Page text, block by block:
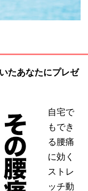
たあなたにプレゼ
自宅で
もでき
る腰痛
に効く
ストレ
ッチ動